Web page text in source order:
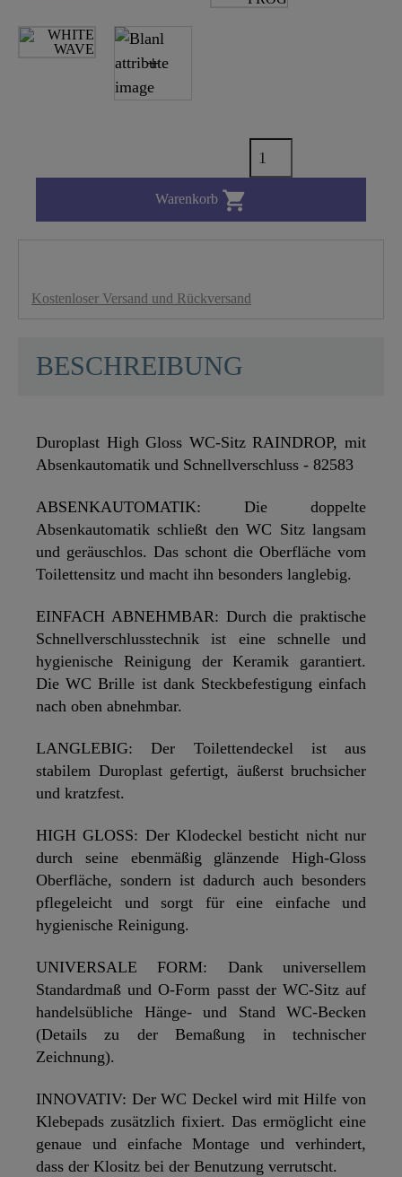
Warenkorb 
Kostenloser Versand und Rückversand
BESCHREIBUNG
Duroplast High Gloss WC-Sitz RAINDROP, mit
Absenkautomatik und Schnellverschluss - 82583
ABSENKAUTOMATIK: Die doppelte
Absenkautomatik schließt den WC Sitz langsam
und geräuschlos. Das schont die Oberfläche vom
Toilettensitz und macht ihn besonders langlebig.
EINFACH ABNEHMBAR: Durch die praktische
Schnellverschlusstechnik ist eine schnelle und
hygienische Reinigung der Keramik garantiert.
Die WC Brille ist dank Steckbefestigung einfach
nach oben abnehmbar.
LANGLEBIG: Der Toilettendeckel ist aus
stabilem Duroplast gefertigt, äußerst bruchsicher
und kratzfest.
HIGH GLOSS: Der Klodeckel besticht nicht nur
durch seine ebenmäßig glänzende High-Gloss
Oberfläche, sondern ist dadurch auch besonders
pflegeleicht und sorgt für eine einfache und
hygienische Reinigung.
UNIVERSALE FORM: Dank universellem
Standardmaß und O-Form passt der WC-Sitz auf
handelsübliche Hänge- und Stand WC-Becken
(Details zu der Bemaßung in technischer
Zeichnung).
INNOVATIV: Der WC Deckel wird mit Hilfe von
Klebepads zusätzlich fixiert. Das ermöglicht eine
genaue und einfache Montage und verhindert,
dass der Klositz bei der Benutzung verrutscht.